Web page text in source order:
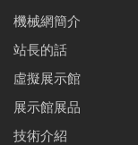
機械網簡介
站長的話
虛擬展示館
展示館展品
技術介紹